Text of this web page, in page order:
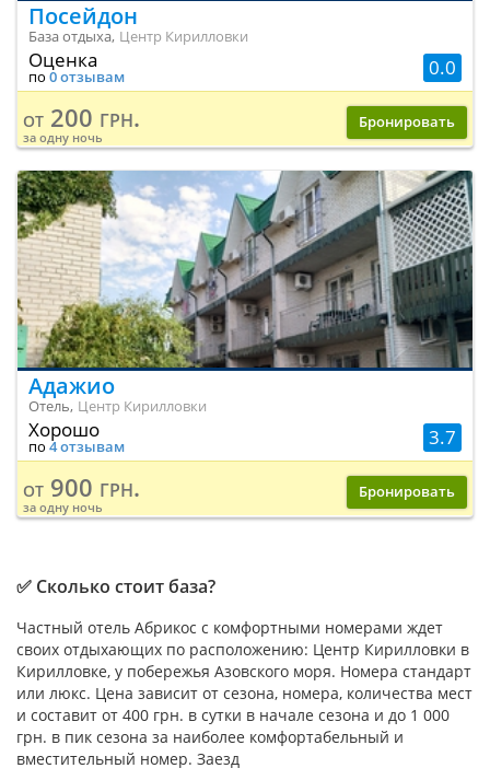
Посейдон
База отдыха, Центр Кирилловки
0.0
Оценка
по 0 отзывам
от 200 грн.
за одну ночь
Бронировать
Адажио
Отель, Центр Кирилловки
3.7
Хорошо
по 4 отзывам
от 900 грн.
за одну ночь
Бронировать
✅ Сколько стоит база?
Частный отель Абрикос с комфортными номерами ждет
своих отдыхающих по расположению: Центр Кирилловки в
Кирилловке, у побережья Азовского моря. Номера стандарт
или люкс. Цена зависит от сезона, номера, количества мест
и составит от 400 грн. в сутки в начале сезона и до 1 000
грн. в пик сезона за наиболее комфортабельный и
вместительный номер. Заезд